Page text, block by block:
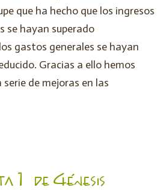
que ha hecho que los ingresos
se hayan superado
gastos generales se hayan
Gracias a ello hemos
de mejoras en las
1º de Génesis